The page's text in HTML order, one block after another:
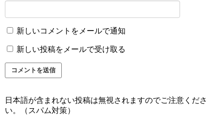
新しいコメントをメールで通知
新しい投稿をメールで受け取る
日本語が含まれない投稿は無視されますのでご注意くださ
い。（スパム対策）